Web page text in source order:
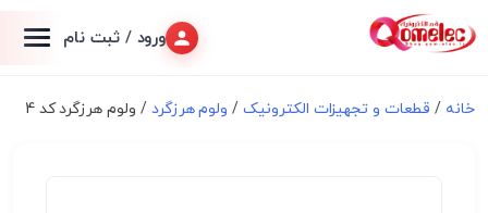
ورود / ثبت نام
خانه / قطعات و تجهیزات الکترونیک/ ولوم هرزگرد / ولوم هرزگرد کد 4